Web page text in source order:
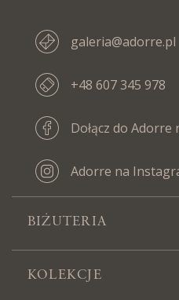
galeria@adorre.pl
+48 607 345 978
Dołącz do Adorre
Adorre na
BIŻUTERIA
KOLEKCJE